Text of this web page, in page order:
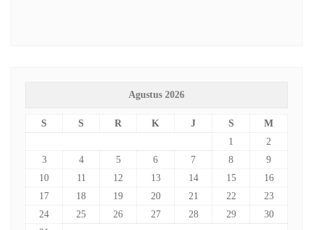
Agustus 2026
S S R K J S
M
1
2
3
4 5 6 7 8
9
10
11 12 13 14 15
16
17
18 19 20 21 22
23
24
25 26 27 28 29
30